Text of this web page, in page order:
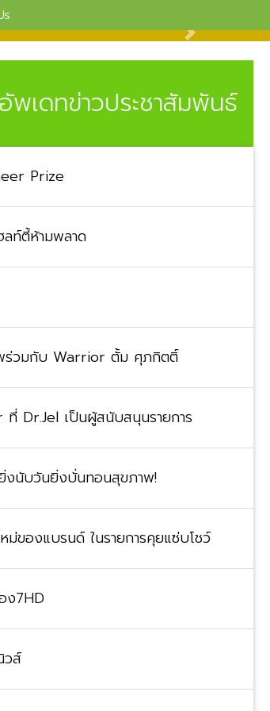
อัพเดทข่าวประชาสัมพันธ์
Prize
ลท์ตี้ห้ามพลาด
ร่วมกับ Warrior ตั้ม ศุภกิตติ์
ที่ Dr.Jel เป็นผู้สนับสนุนรายการ
งนับวันยิ่งบั่นทอนสุขภาพ!
ของแบรนด์ ในรายการคุยแซ่บโชว์
ง7HD
วส์